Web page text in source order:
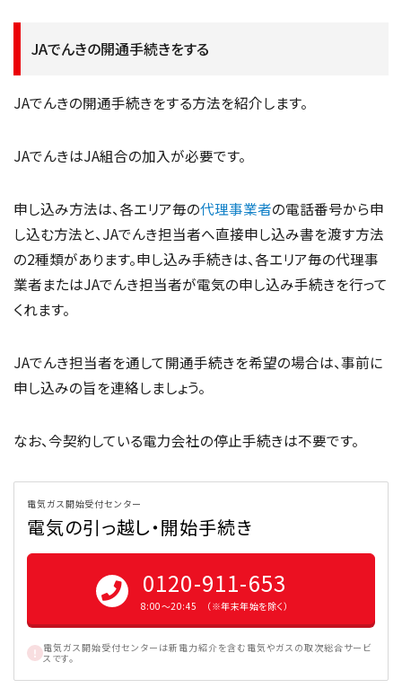
JAでんきの開通手続きをする
JAでんきの開通手続きをする方法を紹介します。
JAでんきはJA組合の加入が必要です。
申し込み方法は、各エリア毎の代理事業者の電話番号から申
し込む方法と、JAでんき担当者へ直接申し込み書を渡す方法
の2種類があります。申し込み手続きは、各エリア毎の代理事
業者またはJAでんき担当者が電気の申し込み手続きを行って
くれます。
JAでんき担当者を通して開通手続きを希望の場合は、事前に
申し込みの旨を連絡しましょう。
なお、今契約している電力会社の停止手続きは不要です。
電気ガス開始受付センター
電気の引っ越し・開始手続き
0120-911-653
8:00〜20:45 （※年末年始を除く）
電気ガス開始受付センターは新電力紹介を含む電気やガスの取次総合サービ
スです。